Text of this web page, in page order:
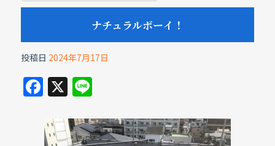
ナチュラルボーイ！
投稿日 2024年7月17日
F
c
X Li
e